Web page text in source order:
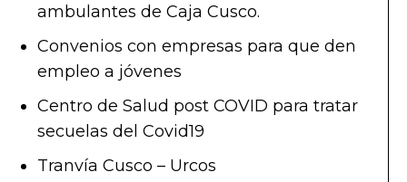
ambulantes de Caja Cusco.
Convenios con empresas para que den
empleo a jóvenes
Centro de Salud post COVID para tratar
secuelas del Covid19
Tranvía Cusco – Urcos